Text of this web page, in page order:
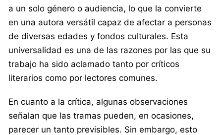
a un solo género o audiencia, lo que la convierte
en una autora versátil capaz de afectar a personas
de diversas edades y fondos culturales. Esta
universalidad es una de las razones por las que su
trabajo ha sido aclamado tanto por críticos
literarios como por lectores comunes.
En cuanto a la crítica, algunas observaciones
señalan que las tramas pueden, en ocasiones,
parecer un tanto previsibles. Sin embargo, esto